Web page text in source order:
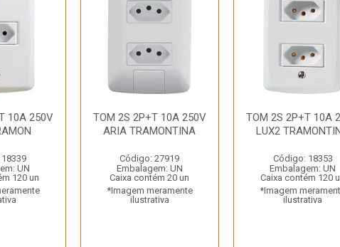
10A 250V
UN
120 un
TOM 2S 2P+T 10A 250V
ARIA TRAMONTINA
Código: 27919
Embalagem: UN
Caixa contém 20 un
*Imagem meramente
ilustrativa
TOM 2S 2P+T 10A
LUX2
Código: 18353
Embalagem: UN
Caixa contém 120
*Imagem
ilustrativa